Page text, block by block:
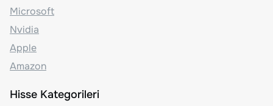
Microsoft
Nvidia
Apple
Amazon
Hisse Kategorileri